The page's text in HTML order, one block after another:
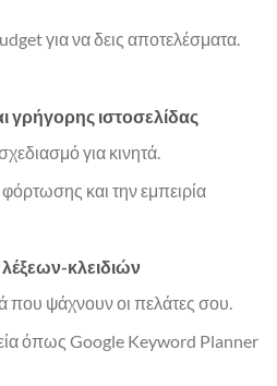
για να δεις αποτελέσματα.
γρήγορης ιστοσελίδας
για κινητά.
και την εμπειρία
κλειδιών
που ψάχνουν οι πελάτες σου.
όπως Google Keyword Planner